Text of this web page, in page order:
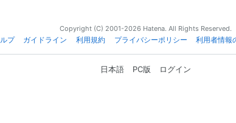
Copyright (C) 2001-2026 Hatena. All Rights Reserved.
プ
ガイドライン 利用規約 プライバシーポリシー 利用者情報
日本語 PC版 ログイン